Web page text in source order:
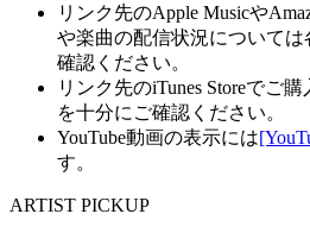
リンク先のApple Musicや
や楽曲の配信状況について
確認ください。
リンク先のiTunes Storeでご
を十分にご確認ください。
YouTube動画の表示には
す。
ARTIST PICKUP